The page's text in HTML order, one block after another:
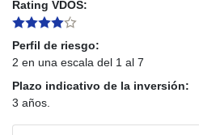
Rating VDOS:
Perfil de riesgo:
2 en una escala del 1 al 7
Plazo indicativo de la inversión:
3 años.